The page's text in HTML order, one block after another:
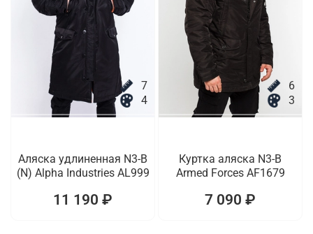
7
4
Аляска удлиненная N3-B
(N) Alpha Industries AL999
11 190 ₽
6
3
Куртка аляска N3-B
Armed Forces AF1679
7 090 ₽